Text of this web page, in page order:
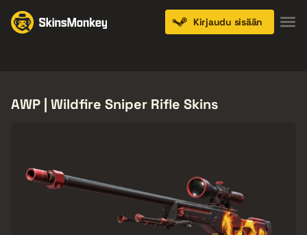
Kirjaudu sisään
AWP | Wildfire Sniper Rifle Skins